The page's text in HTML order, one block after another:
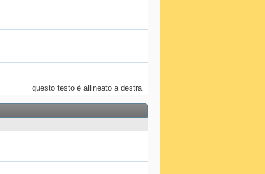
questo testo è allineato a destra